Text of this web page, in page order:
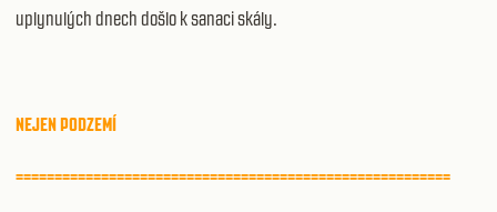
uplynulých dnech došlo k sanaci skály.
NEJEN PODZEMÍ
========================================================